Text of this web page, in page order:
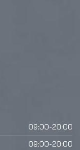
09:00-20:00
09:00-20:00